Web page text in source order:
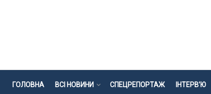
ГОЛОВНА ВСІ НОВИНИ СПЕЦРЕПОРТАЖ ІНТЕРВ’Ю